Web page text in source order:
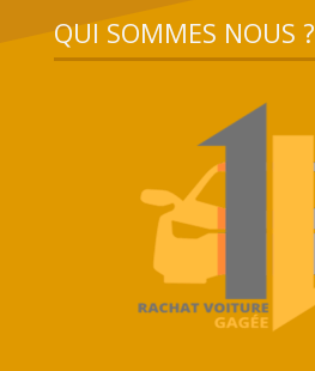
QUI SOMMES NOUS ?